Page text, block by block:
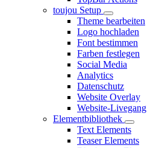
toujou Setup
Theme bearbeiten
Logo hochladen
Font bestimmen
Farben festlegen
Social Media
Analytics
Datenschutz
Website Overlay
Website-Livegang
Elementbibliothek
Text Elements
Teaser Elements